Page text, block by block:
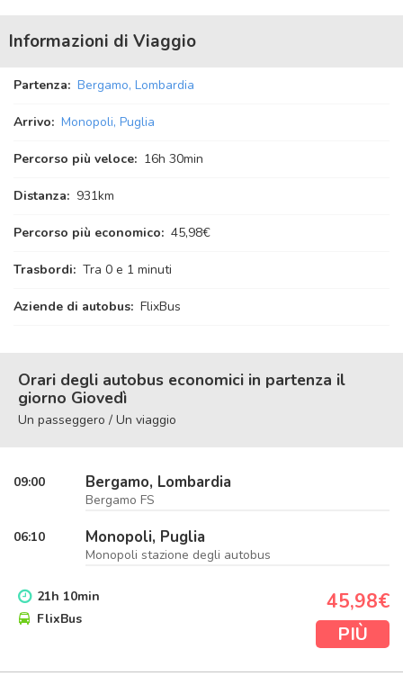
Informazioni di Viaggio
Partenza: Bergamo, Lombardia
Arrivo: Monopoli, Puglia
Percorso più veloce: 16h 30min
Distanza: 931km
Percorso più economico: 45,98€
Trasbordi: Tra 0 e 1 minuti
Aziende di autobus: FlixBus
Orari degli autobus economici in partenza il
giorno Giovedì
Un passeggero / Un viaggio
09:00 Bergamo, Lombardia
Bergamo FS
06:10 Monopoli, Puglia
Monopoli stazione degli autobus
21h 10min
FlixBus
45,98€
PIÙ